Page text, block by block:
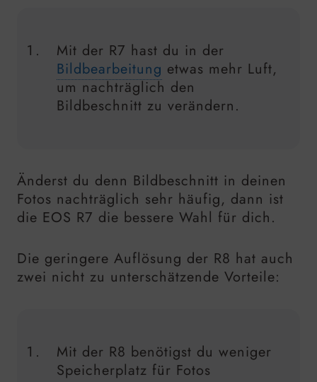
Mit der R7 hast du in der
Bildbearbeitung etwas mehr Luft,
um nachträglich den
Bildbeschnitt zu verändern.
Änderst du denn Bildbeschnitt in deinen
Fotos nachträglich sehr häufig, dann ist
die EOS R7 die bessere Wahl für dich.
Die geringere Auflösung der R8 hat auch
zwei nicht zu unterschätzende Vorteile:
Mit der R8 benötigst du weniger
Speicherplatz für Fotos